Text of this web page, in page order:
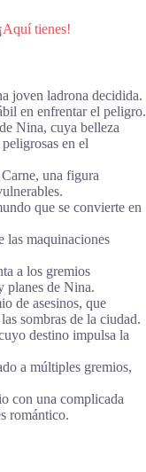
¡Aquí tienes!
joven ladrona decidida.
en enfrentar el peligro.
Nina, cuya belleza
en el
una figura
que se convierte en
las maquinaciones
a los gremios
planes de Nina.
de asesinos, que
sombras de la ciudad.
destino impulsa la
a múltiples gremios,
con una complicada
romántico.